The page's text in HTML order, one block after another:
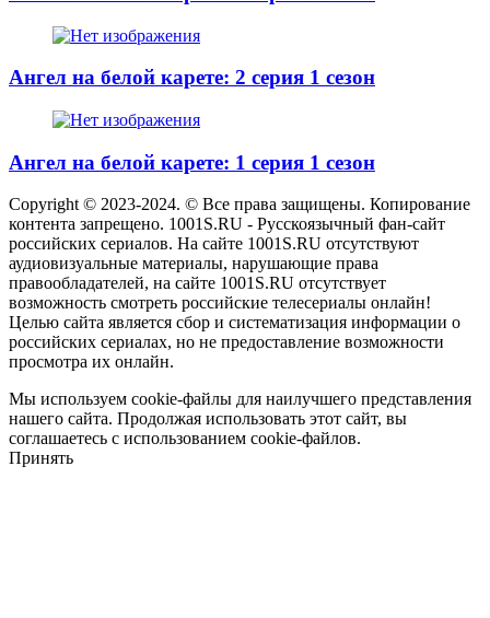
Ангел на белой карете: 2 серия 1 сезон
Ангел на белой карете: 1 серия 1 сезон
Copyright © 2023-2024. © Все права защищены. Копирование
контента запрещено. 1001S.RU - Русскоязычный фан-сайт
российских сериалов. На сайте 1001S.RU отсутствуют
аудиовизуальные материалы, нарушающие права
правообладателей, на сайте 1001S.RU отсутствует
возможность смотреть российские телесериалы онлайн!
Целью сайта является сбор и систематизация информации о
российских сериалах, но не предоставление возможности
просмотра их онлайн.
Мы используем cookie-файлы для наилучшего представления
нашего сайта. Продолжая использовать этот сайт, вы
соглашаетесь с использованием cookie-файлов.
Принять